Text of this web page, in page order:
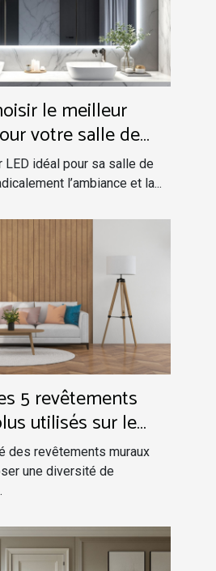
le meilleur
votre salle de
LED idéal pour sa salle de
l’ambiance et la...
5 revêtements
utilisés sur le
des revêtements muraux
une diversité de